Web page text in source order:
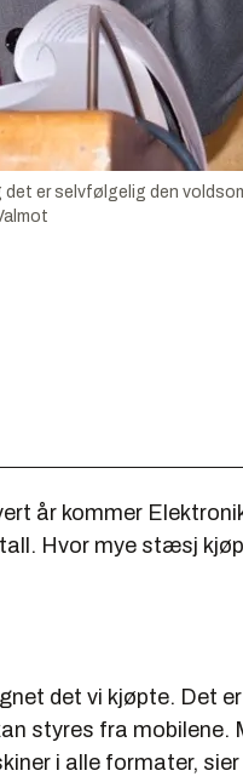
er selvfølgelig den
år kommer
Hvor mye stæsj
det vi kjøpte. Det er
styres fra mobilene.
i alle formater,